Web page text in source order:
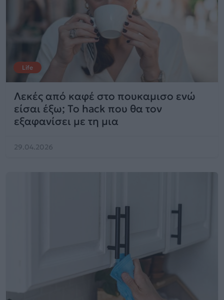
Life
Λεκές από καφέ στο πουκαμισο ενώ
είσαι έξω; Το hack που θα τον
εξαφανίσει με τη μια
29.04.2026